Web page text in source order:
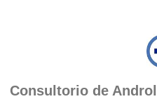
Consultorio de